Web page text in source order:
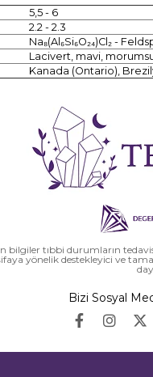
5,5 - 6
2.2 - 2.3
Na₈(Al₆Si₆O₂₄)Cl₂ -
Lacivert, mavi,
Kanada (Ontario),
bilgiler tıbbi durumların
yönelik destekleyici ve
Bizi Sosyal